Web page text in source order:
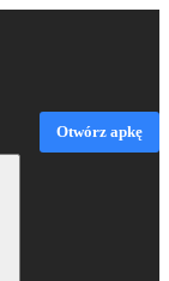
Otwórz apkę